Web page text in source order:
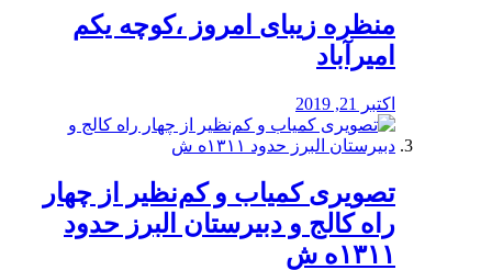
منظره‌‌ زیبای امروز ،کوچه یکم
امیرآباد
اکتبر 21, 2019
️تصویری کمیاب و کم‌نظیر از چهار
راه كالج و دبيرستان البرز حدود
۱۳۱۱ه ش